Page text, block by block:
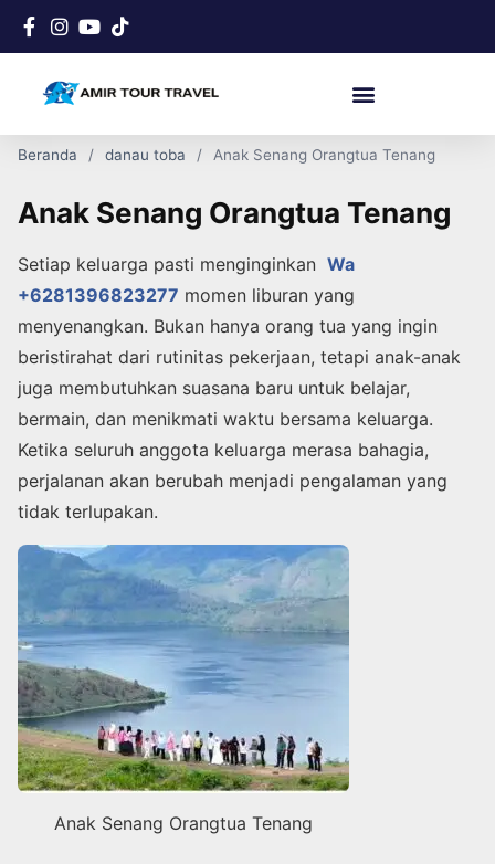
Beranda danau toba Anak Senang Orangtua Tenang
Anak Senang Orangtua Tenang
Setiap keluarga pasti menginginkan Wa
+6281396823277 momen liburan yang
menyenangkan. Bukan hanya orang tua yang ingin
beristirahat dari rutinitas pekerjaan, tetapi anak-anak
juga membutuhkan suasana baru untuk belajar,
bermain, dan menikmati waktu bersama keluarga.
Ketika seluruh anggota keluarga merasa bahagia,
perjalanan akan berubah menjadi pengalaman yang
tidak terlupakan.
Anak Senang Orangtua Tenang